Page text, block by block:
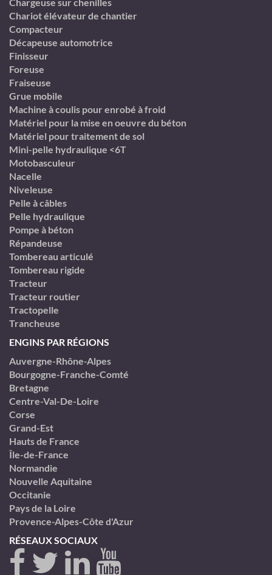
Chariot élévateur de chantier
Compacteur
Décapeuse automotrice
Finisseur
Foreuse
Fraiseuse
Grue mobile
Machine à coulis pour enrobé à froid
Matériel pour la mise en oeuvre du béton
Matériel pour traitement de sol
Mini-pelle hydraulique <6T
Motobasculeur
Nacelle
Niveleuse
Pelle à câbles
Pelle hydraulique
Pompe à béton
Répandeuse
Tombereau articulé
Tombereau rigide
Tracteur
Tracteur routier
Tractopelle
Trancheuse
ENGINS PAR RÉGIONS
Auvergne-Rhône-Alpes
Bourgogne-Franche-Comté
Bretagne
Centre-Val-De-Loire
Corse
Grand-Est
Hauts de France
Île-de-France
Normandie
Nouvelle Aquitaine
Occitanie
Pays de la Loire
Provence-Alpes-Côte d'Azur
RÉSEAUX SOCIAUX